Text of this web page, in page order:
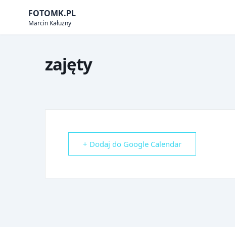
FOTOMK.PL
Marcin Kałużny
zajęty
+ Dodaj do Google Calendar